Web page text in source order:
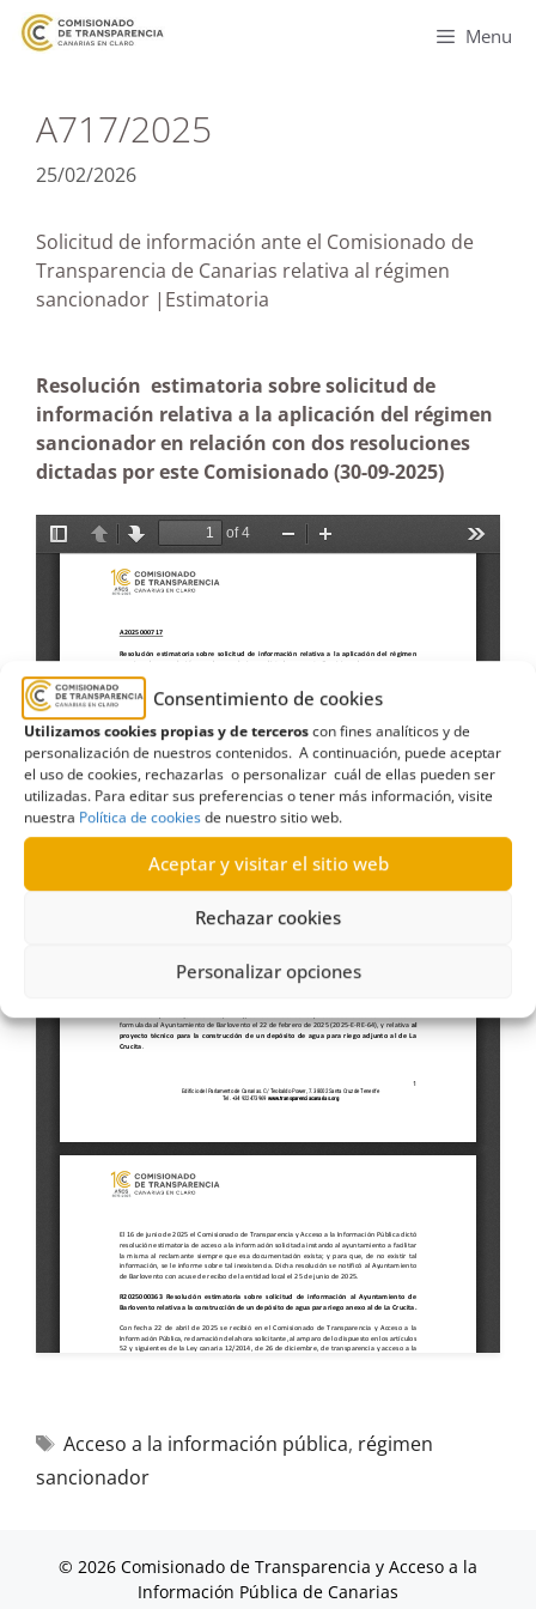
Consentimiento de cookies
Utilizamos cookies propias y de terceroscon fines analíticos y de
personalización de nuestros contenidos. A continuación, puede aceptar
el uso de cookies, rechazarlas o personalizar cuál de ellas pueden ser
utilizadas. Para editar sus preferencias o tener más información, visite
nuestra Política de cookiesde nuestro sitio web.
Aceptar y visitar el sitio web
Rechazar cookies
Personalizar opciones
Menu
A717/2025
25/02/2026
Solicitud de información ante el Comisionado de
Transparencia de Canarias relativa al régimen
sancionador |Estimatoria
Resolución estimatoria sobre solicitud de
información relativa a la aplicación del régimen
sancionador en relación con dos resoluciones
dictadas por este Comisionado(30-09-2025)
Acceso a la información pública, régimen
sancionador
© 2026 Comisionado de Transparencia y Acceso a la
Información Pública de Canarias